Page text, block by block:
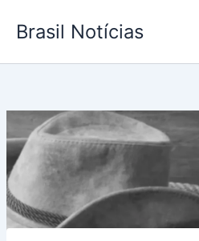
para
conteúdo
Brasil Notícias